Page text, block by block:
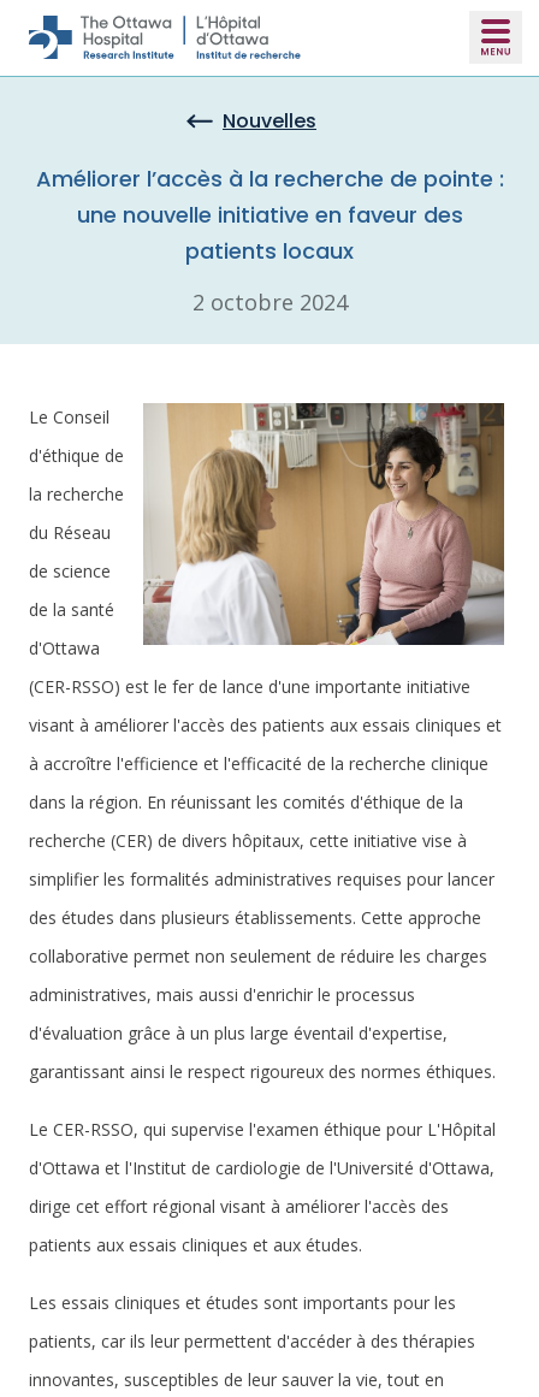
Skip to main content
Nouvelles
Améliorer l’accès à la recherche de pointe :
une nouvelle initiative en faveur des
patients locaux
2 octobre 2024
Le Conseil
d'éthique de
la recherche
du Réseau
de science
de la santé
d'Ottawa
(CER-RSSO) est le fer de lance d'une importante initiative
visant à améliorer l'accès des patients aux essais cliniques et
à accroître l'efficience et l'efficacité de la recherche clinique
dans la région. En réunissant les comités d'éthique de la
recherche (CER) de divers hôpitaux, cette initiative vise à
simplifier les formalités administratives requises pour lancer
des études dans plusieurs établissements. Cette approche
collaborative permet non seulement de réduire les charges
administratives, mais aussi d'enrichir le processus
d'évaluation grâce à un plus large éventail d'expertise,
garantissant ainsi le respect rigoureux des normes éthiques.
Le CER-RSSO, qui supervise l'examen éthique pour L'Hôpital
d'Ottawa et l'Institut de cardiologie de l'Université d'Ottawa,
dirige cet effort régional visant à améliorer l'accès des
patients aux essais cliniques et aux études.
Les essais cliniques et études sont importants pour les
patients, car ils leur permettent d'accéder à des thérapies
innovantes, susceptibles de leur sauver la vie, tout en